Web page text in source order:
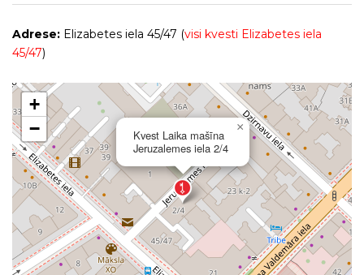
Adrese: Elizabetes iela 45/47 (visi kvesti Elizabetes iela
45/47)
Kvest Laika mašīna
Jeruzalemes iela 2/4
×
+
−